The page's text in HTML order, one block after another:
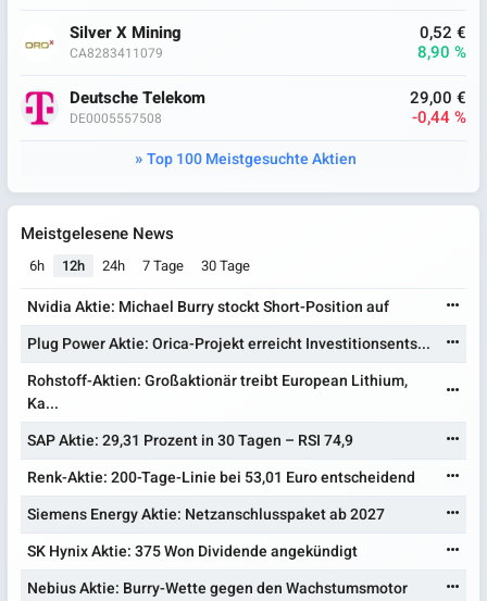
Silver X Mining
CA8283411079
0,52 €
8,90 %
Deutsche Telekom
DE0005557508
29,00 €
-0,44 %
Top 100 Meistgesuchte Aktien
Meistgelesene News
6h 12h 24h 7 Tage 30 Tage
Nvidia Aktie: Michael Burry stockt Short-Position auf
Plug Power Aktie: Orica-Projekt erreicht Investitionsents...
Rohstoff-Aktien: Großaktionär treibt European Lithium,
Ka...
SAP Aktie: 29,31 Prozent in 30 Tagen – RSI 74,9
Renk-Aktie: 200-Tage-Linie bei 53,01 Euro entscheidend
Siemens Energy Aktie: Netzanschlusspaket ab 2027
SK Hynix Aktie: 375 Won Dividende angekündigt
Nebius Aktie: Burry-Wette gegen den Wachstumsmotor